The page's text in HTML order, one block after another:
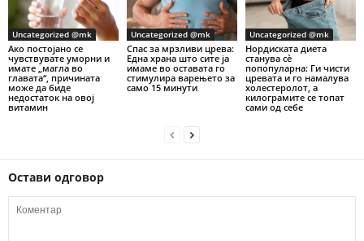
Uncategorized @mk
Ако постојано се
чувствувате уморни и
имате „магла во
главата“, причината
може да биде
недостаток на овој
витамин
Uncategorized @mk
Спас за мрзливи црева:
Една храна што сите ја
имаме во оставата го
стимулира варењето за
само 15 минути
Uncategorized @mk
Нордиската диета
станува сè
попопуларна: Ги чисти
цревата и го намалува
холестеролот, а
килограмите се топат
сами од себе
Остави одговор